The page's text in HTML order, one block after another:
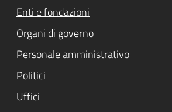
Enti e fondazioni
Organi di governo
Personale amministrativo
Politici
Uffici